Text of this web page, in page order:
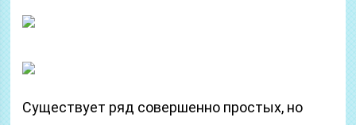
Существует ряд совершенно простых, но